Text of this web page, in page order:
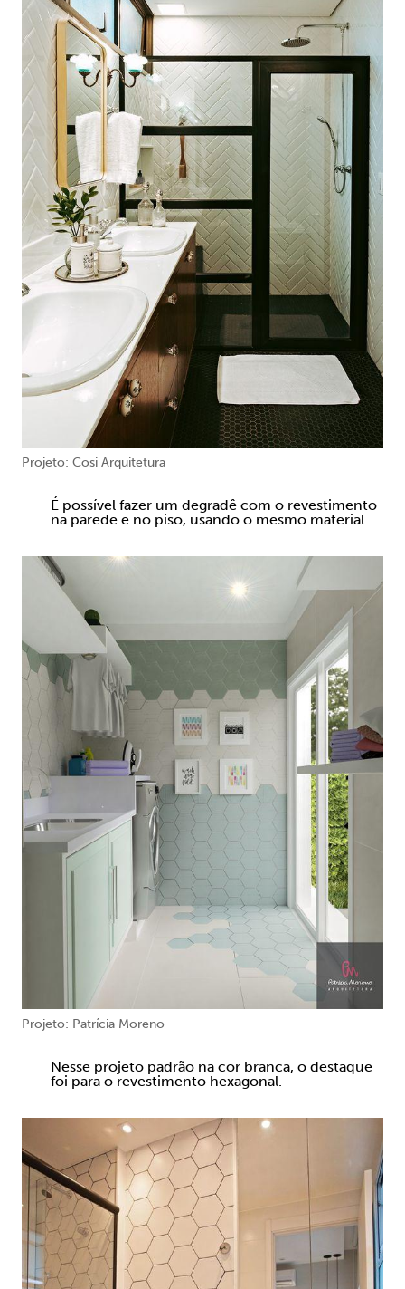
Projeto: Cosi Arquitetura
É possível fazer um degradê com o revestimento
na parede e no piso, usando o mesmo material.
Projeto: Patrícia Moreno
Nesse projeto padrão na cor branca, o destaque
foi para o revestimento hexagonal.